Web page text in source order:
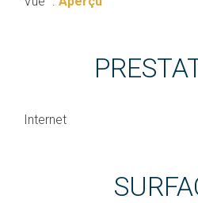
Internet